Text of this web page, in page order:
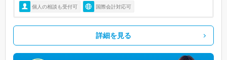
個人の相談も受付可 国際会計対応可
詳細を見る